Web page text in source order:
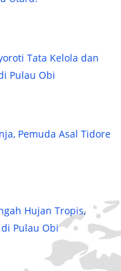
Tata Kelola dan
Pulau Obi
Pemuda Asal Tidore
Hujan Tropis,
Pulau Obi